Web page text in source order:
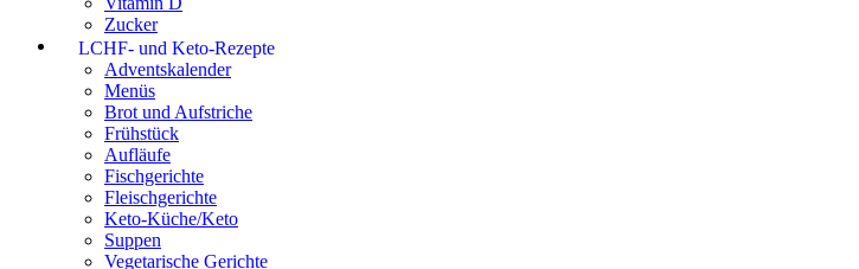
Zucker
LCHF- und Keto-Rezepte
Adventskalender
Menüs
Brot und Aufstriche
Frühstück
Aufläufe
Fischgerichte
Fleischgerichte
Keto-Küche/Keto
Suppen
Vegetarische Gerichte